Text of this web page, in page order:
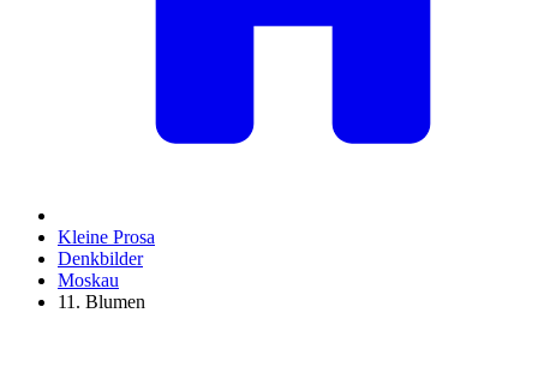
Kleine Prosa
Denkbilder
Moskau
11. Blumen